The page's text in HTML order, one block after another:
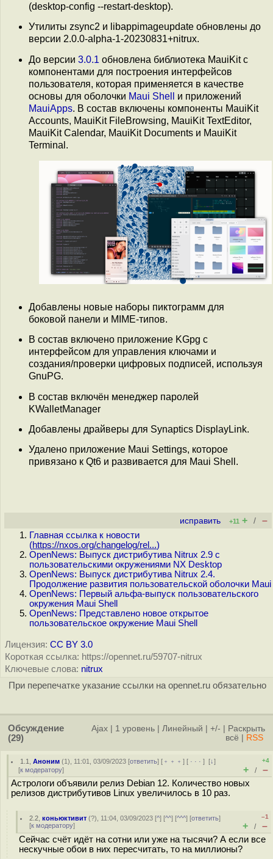
(desktop-config --restart-desktop).
Утилиты zsync2 и libappimageupdate обновлены до
версии 2.0.0-alpha-1-20230831+nitrux.
До версии 3.0.1 обновлена библиотека MauiKit с
компонентами для построения интерфейсов
пользователя, которая применяется в качестве
основы для оболочки Maui Shell
и приложений
MauiApps. В состав включены компоненты MauiKit
Accounts, MauiKit FileBrowsing, MauiKit TextEditor,
MauiKit Calendar, MauiKit Documents и MauiKit
Terminal.
Добавлены новые наборы пиктограмм для
боковой панели и MIME-типов.
В состав включено приложение KGpg с
интерфейсом для управления ключами и
создания/проверки цифровых подписей, используя
GnuPG.
В состав включён менеджер паролей
KWalletManager
Добавлены драйверы для Synaptics DisplayLink.
Удалено приложение Maui Settings, которое
привязано к Qt6 и развивается для Maui Shell.
исправить +11 + / –
Главная ссылка к новости
(https://nxos.org/changelog/rel...)
OpenNews: Выпуск дистрибутива Nitrux 2.9 с
пользовательскими окружениями NX Desktop
OpenNews: Выпуск дистрибутива Nitrux 2.4.
Продолжение развития пользовательской оболочки Maui
OpenNews: Первый альфа-выпуск пользовательского
окружения Maui Shell
OpenNews: Представлено новое открытое
пользовательское окружение Maui Shell
Лицензия: CC BY 3.0
Короткая ссылка: https://opennet.ru/59707-nitrux
Ключевые слова: nitrux
При перепечатке указание ссылки на opennet.ru обязательно
Обсуждение
(29)
Ajax 1 уровень Линейный +/-
Раскрыть
всё
RSS
1.1 ,Аноним (1), 11:01, 03/09/2023 [ответить] [ ﹢﹢﹢] [ · · ·][↓]
[к модератору]
+4
+ / –
Астрологи объявили релиз Debian 12. Количество новых
релизов дистрибутивов Linux увеличилось в 10 раз.
2.2 ,коньюктивит (?), 11:04, 03/09/2023 [^] [^^] [^^^] [ответить]
[к модератору]
–1
+ / –
Сейчас счёт идёт на сотни или уже на тысячи? А если все
нескучные обои в них пересчитать, то на миллионы?